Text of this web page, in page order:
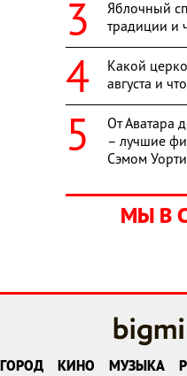
Яблочный
традиции и
Какой
августа и
От Аватара
– лучшие
Сэмом
МЫ В
ГОРОД КИНО МУЗЫКА